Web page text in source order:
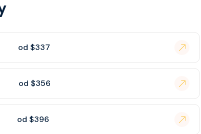
od $337
od $356
od $396